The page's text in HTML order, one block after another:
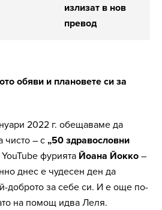
излизат в нов
превод
обяви и плановете си за
2022 г. обещаваме да
чисто – с „50 здравословни
YouTube фурията Йоана Йокко –
днес е чудесен ден да
доброто за себе си. И е още по-
на помощ идва Леля.